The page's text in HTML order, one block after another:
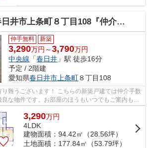
井市上条町８丁目108『仲介料無料』新築戸建て
仲手無料 新築
3,290万円～3,790万円
中央線 「春日井 」駅 徒歩16分
予定 / 2階建
愛知県春日井市上条町８丁目108
難うございます！ こちらの新築戸建ては仲介手数
な物件です。お部屋のほうもいつでもご案内もさ
3,290万円
4LDK
建物面積：94.42㎡（28.56坪）
土地面積：177.84㎡（53.79坪）